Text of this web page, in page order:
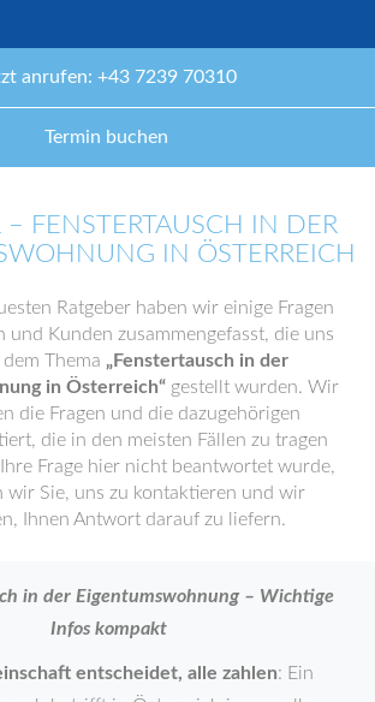
anrufen: +43 7239 70310
Termin buchen
– FENSTERTAUSCH IN DER
IN ÖSTERREICH
Ratgeber haben wir einige Fragen
und Kunden zusammengefasst, die uns
Thema „Fenstertausch in der
in Österreich“ gestellt wurden. Wir
die Fragen und die dazugehörigen
die in den meisten Fällen zu tragen
Frage hier nicht beantwortet wurde,
wir Sie, uns zu kontaktieren und wir
Ihnen Antwort darauf zu liefern.
in der Eigentumswohnung – Wichtige
Infos kompakt
entscheidet, alle zahlen: Ein